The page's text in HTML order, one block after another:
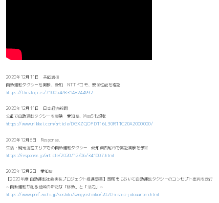
2020年12月11日 共同通信
自動運転タクシーを実験、愛知 NTTドコモ、安全性能を確認
https://this.kiji.is/710054783148244992
2020年12月11日 日本経済新聞
公道で自動運転タクシーを実験 愛知県、MaaSも想定
https://www.nikkei.com/article/DGXZQOFD116L30R11C20A2000000/
2020年12月6日 Response.
生活・観光混在エリアでの自動運転タクシー 愛知県西尾市で実証実験を予定
https://response.jp/article/2020/12/06/341007.html
2020年12月2日 愛知県
【2020年度 自動運転社会実装プロジェクト推進事業】西尾市において自動運転タクシーのコンセプト車両を走行
～自動運転が創る地域の新たな「移動」と「活力」～
https://www.pref.aichi.jp/soshiki/sangyoshinko/2020-nishio-jidouunten.html